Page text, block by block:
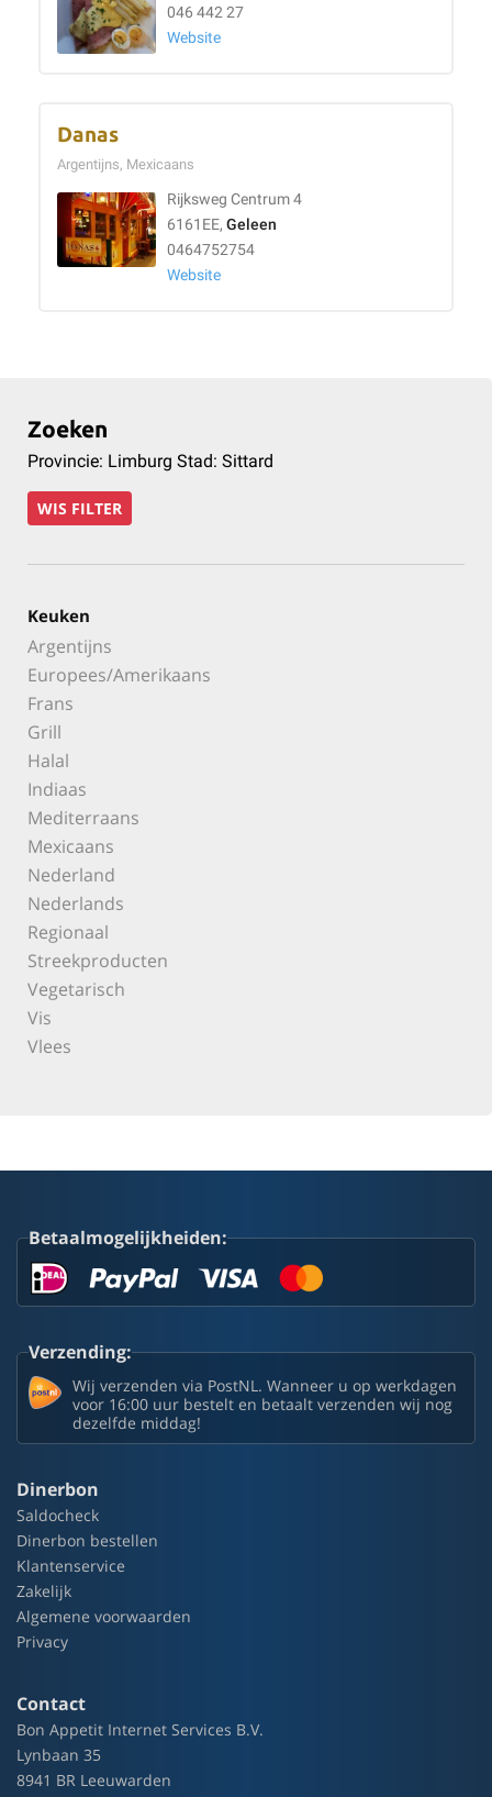
046 442 27
Website
Danas
Argentijns, Mexicaans
Rijksweg Centrum 4
6161EE, Geleen
0464752754
Website
Zoeken
Provincie: Limburg Stad: Sittard
WIS FILTER
Keuken
Argentijns
Europees/Amerikaans
Frans
Grill
Halal
Indiaas
Mediterraans
Mexicaans
Nederland
Nederlands
Regionaal
Streekproducten
Vegetarisch
Vis
Vlees
Betaalmogelijkheiden:
Verzending:
Wij verzenden via PostNL. Wanneer u op werkdagen
voor 16:00 uur bestelt en betaalt verzenden wij nog
dezelfde middag!
Dinerbon
Saldocheck
Dinerbon bestellen
Klantenservice
Zakelijk
Algemene voorwaarden
Privacy
Contact
Bon Appetit Internet Services B.V.
Lynbaan 35
8941 BR Leeuwarden